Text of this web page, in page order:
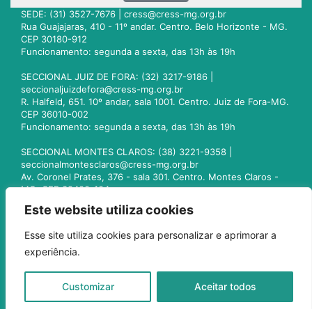
Este website utiliza cookies
Esse site utiliza cookies para personalizar e aprimorar a
experiência.
Customizar Aceitar todos
SEDE: (31) 3527-7676 | cress@cress-mg.org.br
Rua Guajajaras, 410 - 11º andar. Centro. Belo Horizonte - MG.
CEP 30180-912
Funcionamento: segunda a sexta, das 13h às 19h
SECCIONAL JUIZ DE FORA: (32) 3217-9186 |
seccionaljuizdefora@cress-mg.org.br
R. Halfeld, 651. 10º andar, sala 1001. Centro. Juiz de Fora-MG.
CEP 36010-002
Funcionamento: segunda a sexta, das 13h às 19h
SECCIONAL MONTES CLAROS: (38) 3221-9358 |
seccionalmontesclaros@cress-mg.org.br
Av. Coronel Prates, 376 - sala 301. Centro. Montes Claros -
MG. CEP 39400-104
seccionaluberlandia@cress-mg.org.br
Av. Afonso Pena, 547 - sala 101. Uberlândia - MG. CEP